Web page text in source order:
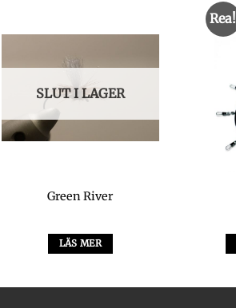
SLUT I LAGER
Green River
LÄS MER
Rea!